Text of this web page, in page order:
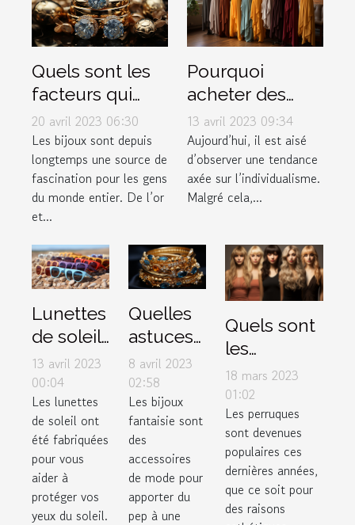
Quels sont les
facteurs qui
déterminent la
valeur d'un
bijou ?
20 avril 2023 06:30
Les bijoux sont depuis
longtemps une source de
fascination pour les gens
du monde entier. De l’or
et...
Pourquoi
acheter des
vêtements dans
une boutique
de couple ?
13 avril 2023 09:34
Aujourd’hui, il est aisé
d’observer une tendance
axée sur l’individualisme.
Malgré cela,...
Lunettes
de soleil :
3 critères
pour
faire de
bon
choix
13 avril 2023
00:04
Les lunettes
de soleil ont
été fabriquées
pour vous
aider à
protéger vos
yeux du soleil.
Quelles
astuces
pour un
bon
choix de
bijoux
fantaisie
?
8 avril 2023
02:58
Les bijoux
fantaisie sont
des
accessoires
de mode pour
apporter du
pep à une
Quels sont
les
accessoires
à mettre
sous une
perruque ?
18 mars 2023
01:02
Les perruques
sont devenues
populaires ces
dernières années,
que ce soit pour
des raisons